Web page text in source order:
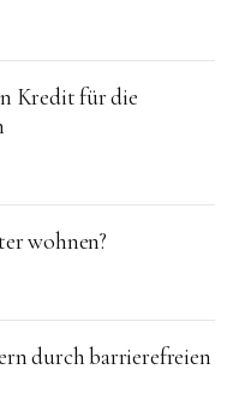
Kredit für die
wohnen?
durch barrierefreien